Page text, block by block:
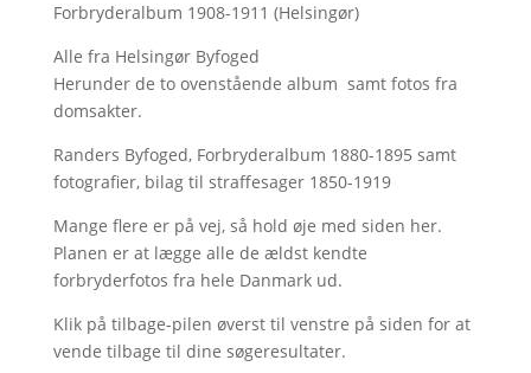
Forbryderalbum 1908-1911 (Helsingør)
Alle fra Helsingør Byfoged
Herunder de to ovenstående album samt fotos fra
domsakter.
Randers Byfoged, Forbryderalbum 1880-1895 samt
fotografier, bilag til straffesager 1850-1919
Mange flere er på vej, så hold øje med siden her.
Planen er at lægge alle de ældst kendte
forbryderfotos fra hele Danmark ud.
Klik på tilbage-pilen øverst til venstre på siden for at
vende tilbage til dine søgeresultater.